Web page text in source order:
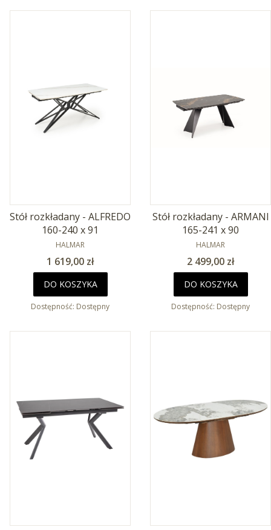
Stół rozkładany - ALFREDO
160-240 x 91
PRODUCENT
HALMAR
Cena
1 619,00 zł
DO KOSZYKA
Dostępność: Dostępny
Stół rozkładany - ARMANI
165-241 x 90
PRODUCENT
HALMAR
Cena
2 499,00 zł
DO KOSZYKA
Dostępność: Dostępny